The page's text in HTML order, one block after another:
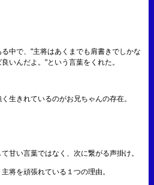
中で、"主将はあくまでも肩書きでしかな
いんだよ。"という言葉をくれた。
生きれているのがお兄ちゃんの存在。
甘い言葉ではなく、次に繋がる声掛け。
将を頑張れている１つの理由。